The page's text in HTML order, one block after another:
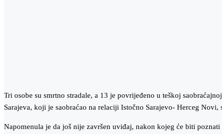
Tri osobe su smrtno stradale, a 13 je povrijeđeno u teškoj
Sarajeva, koji je saobraćao na relaciji Istočno Sarajevo- Herceg
Napomenula je da još nije završen uviđaj, nakon kojeg će biti poznati